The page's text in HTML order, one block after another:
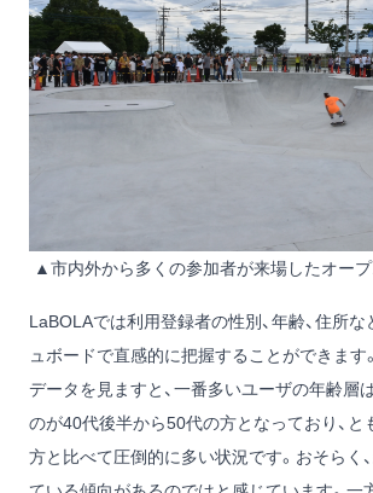
▲市内外から多くの参加者が来場したオー
LaBOLAでは利用登録者の性別、年齢、住所
ュボードで直感的に把握することができます
データを見ますと、一番多いユーザの年齢層
のが40代後半から50代の方となっており、と
方と比べて圧倒的に多い状況です。おそらく